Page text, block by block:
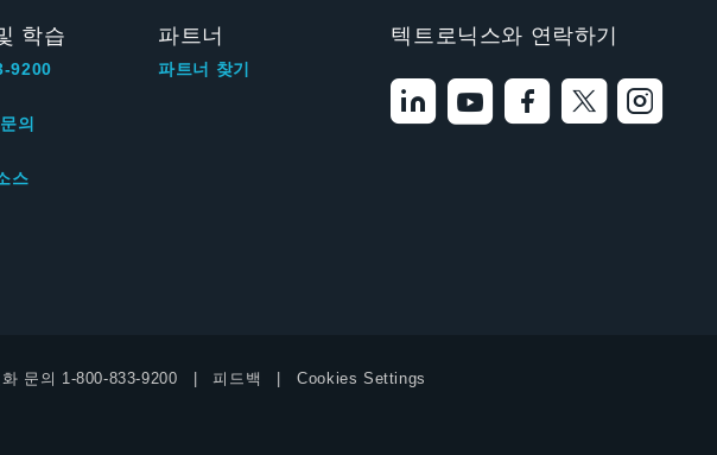
학습
9200
의
스
파트너
파트너 찾기
텍트로닉스와 연락하기
문의 1-800-833-9200 피드백 Cookies Settings